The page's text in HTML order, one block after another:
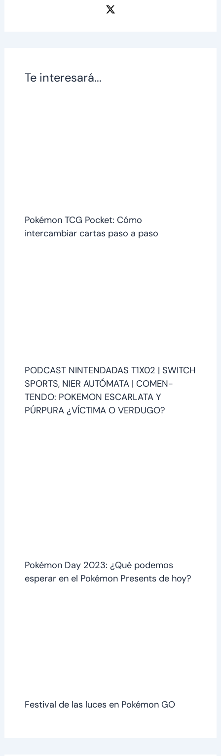
Te interesará...
Pokémon TCG Pocket: Cómo
intercambiar cartas paso a paso
PODCAST NINTENDADAS T1X02 | SWITCH
SPORTS, NIER AUTÓMATA | COMEN-
TENDO: POKEMON ESCARLATA Y
PÚRPURA ¿VÍCTIMA O VERDUGO?
Pokémon Day 2023: ¿Qué podemos
esperar en el Pokémon Presents de hoy?
Festival de las luces en Pokémon GO